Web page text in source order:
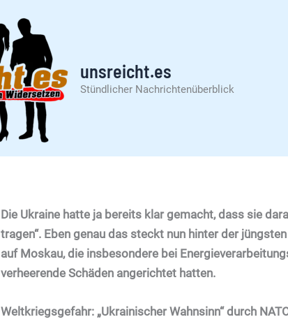
unsreicht.es
Stündlicher Nachrichtenüberblick
Die Ukraine hatte ja bereits klar gemacht, dass sie
tragen“. Eben genau das steckt nun hinter der
auf Moskau, die insbesondere bei
verheerende Schäden angerichtet hatten.
Weltkriegsgefahr: „Ukrainischer Wahnsinn“ durch